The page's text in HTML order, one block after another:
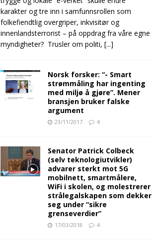
karakter og tre inn i samfunnsrollen som
folkefiendtlig overgriper, inkvisitør og
innenlandsterrorist – på oppdrag fra våre egne
myndigheter? Trusler om politi,[...]
Norsk forsker: “- Smart
strømmåling har ingenting
med miljø å gjøre”. Mener
bransjen bruker falske
argument
23/11/2017 4
Senator Patrick Colbeck
(selv teknologiutvikler)
advarer sterkt mot 5G
mobilnett, smartmålere,
WiFi i skolen, og molestrerer
strålegalskapen som dekker
seg under “sikre
grenseverdier”
17/03/2018 4